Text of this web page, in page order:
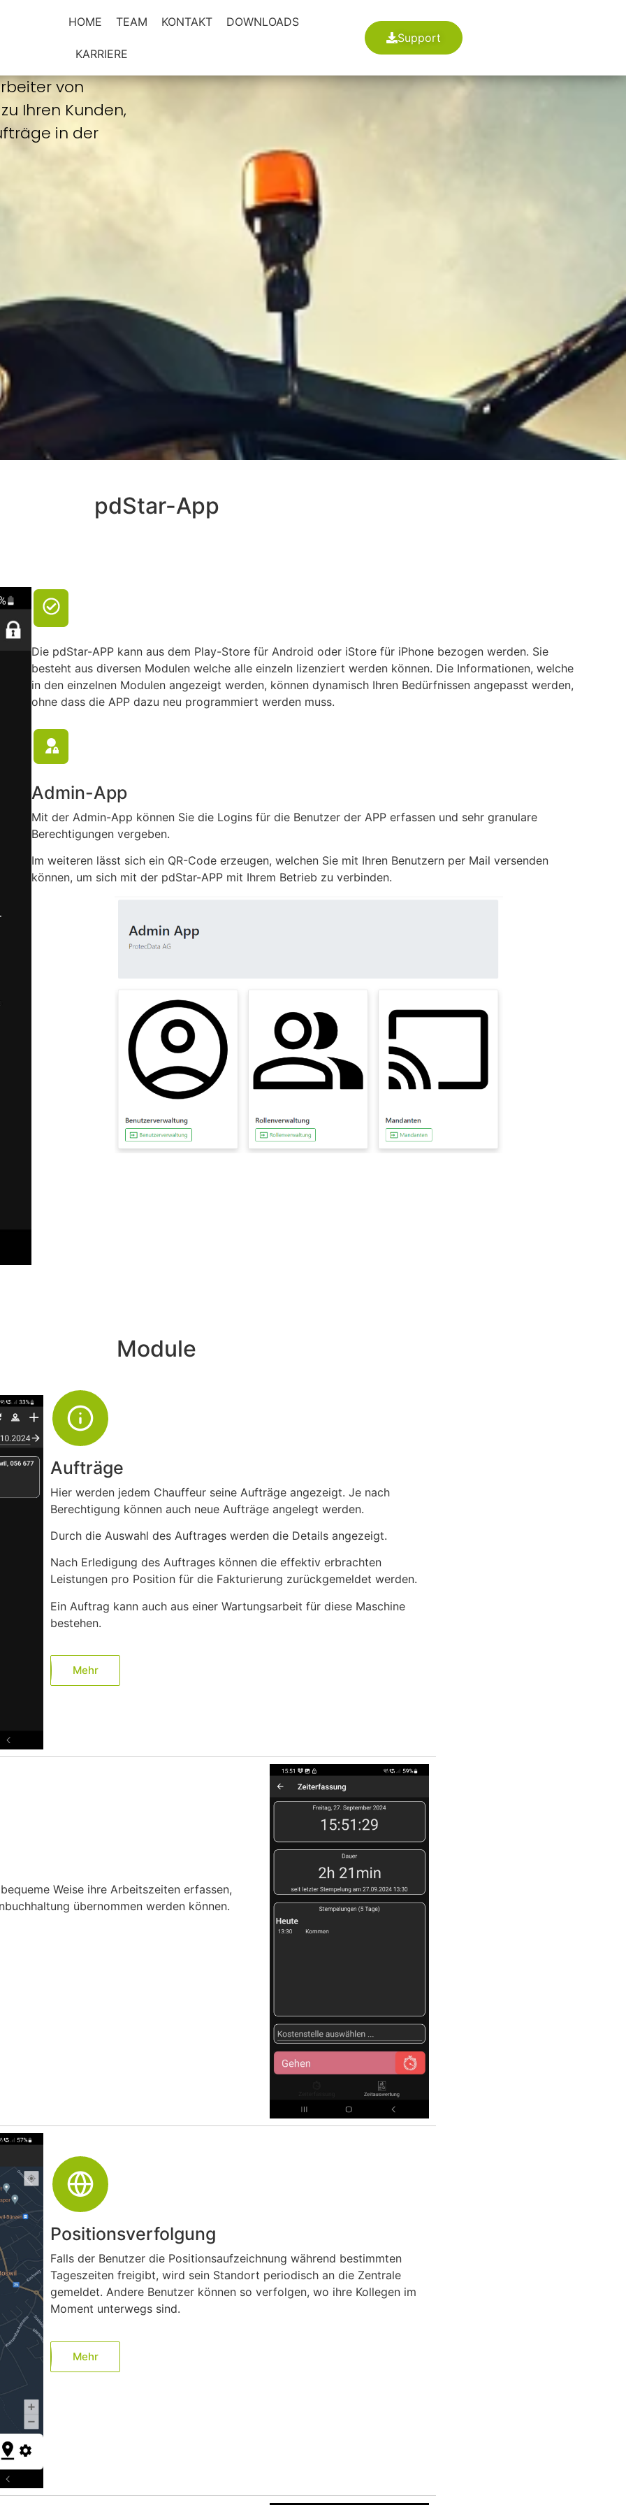
HOME TEAM KONTAKT DOWNLOADS
KARRIERE
Support
von
Ihren Kunden,
in der
pdStar-App
Die pdStar-APP kann aus dem Play-Store für Android oder iStore für iPhone bezogen werden. Sie
besteht aus diversen Modulen welche alle einzeln lizenziert werden können. Die Informationen, welche
in den einzelnen Modulen angezeigt werden, können dynamisch Ihren Bedürfnissen angepasst werden,
ohne dass die APP dazu neu programmiert werden muss.
Admin-App
Mit der Admin-App können Sie die Logins für die Benutzer der APP erfassen und sehr granulare
Berechtigungen vergeben.
Im weiteren lässt sich ein QR-Code erzeugen, welchen Sie mit Ihren Benutzern per Mail versenden
können, um sich mit der pdStar-APP mit Ihrem Betrieb zu verbinden.
Module
Aufträge
Hier werden jedem Chauffeur seine Aufträge angezeigt. Je nach
Berechtigung können auch neue Aufträge angelegt werden.
Durch die Auswahl des Auftrages werden die Details angezeigt.
Nach Erledigung des Auftrages können die effektiv erbrachten
Leistungen pro Position für die Fakturierung zurückgemeldet werden.
Ein Auftrag kann auch aus einer Wartungsarbeit für diese Maschine
bestehen.
Mehr
Positionsverfolgung
Falls der Benutzer die Positionsaufzeichnung während bestimmten
Tageszeiten freigibt, wird sein Standort periodisch an die Zentrale
gemeldet. Andere Benutzer können so verfolgen, wo ihre Kollegen im
Moment unterwegs sind.
Mehr
Weise ihre Arbeitszeiten erfassen,
übernommen werden können.